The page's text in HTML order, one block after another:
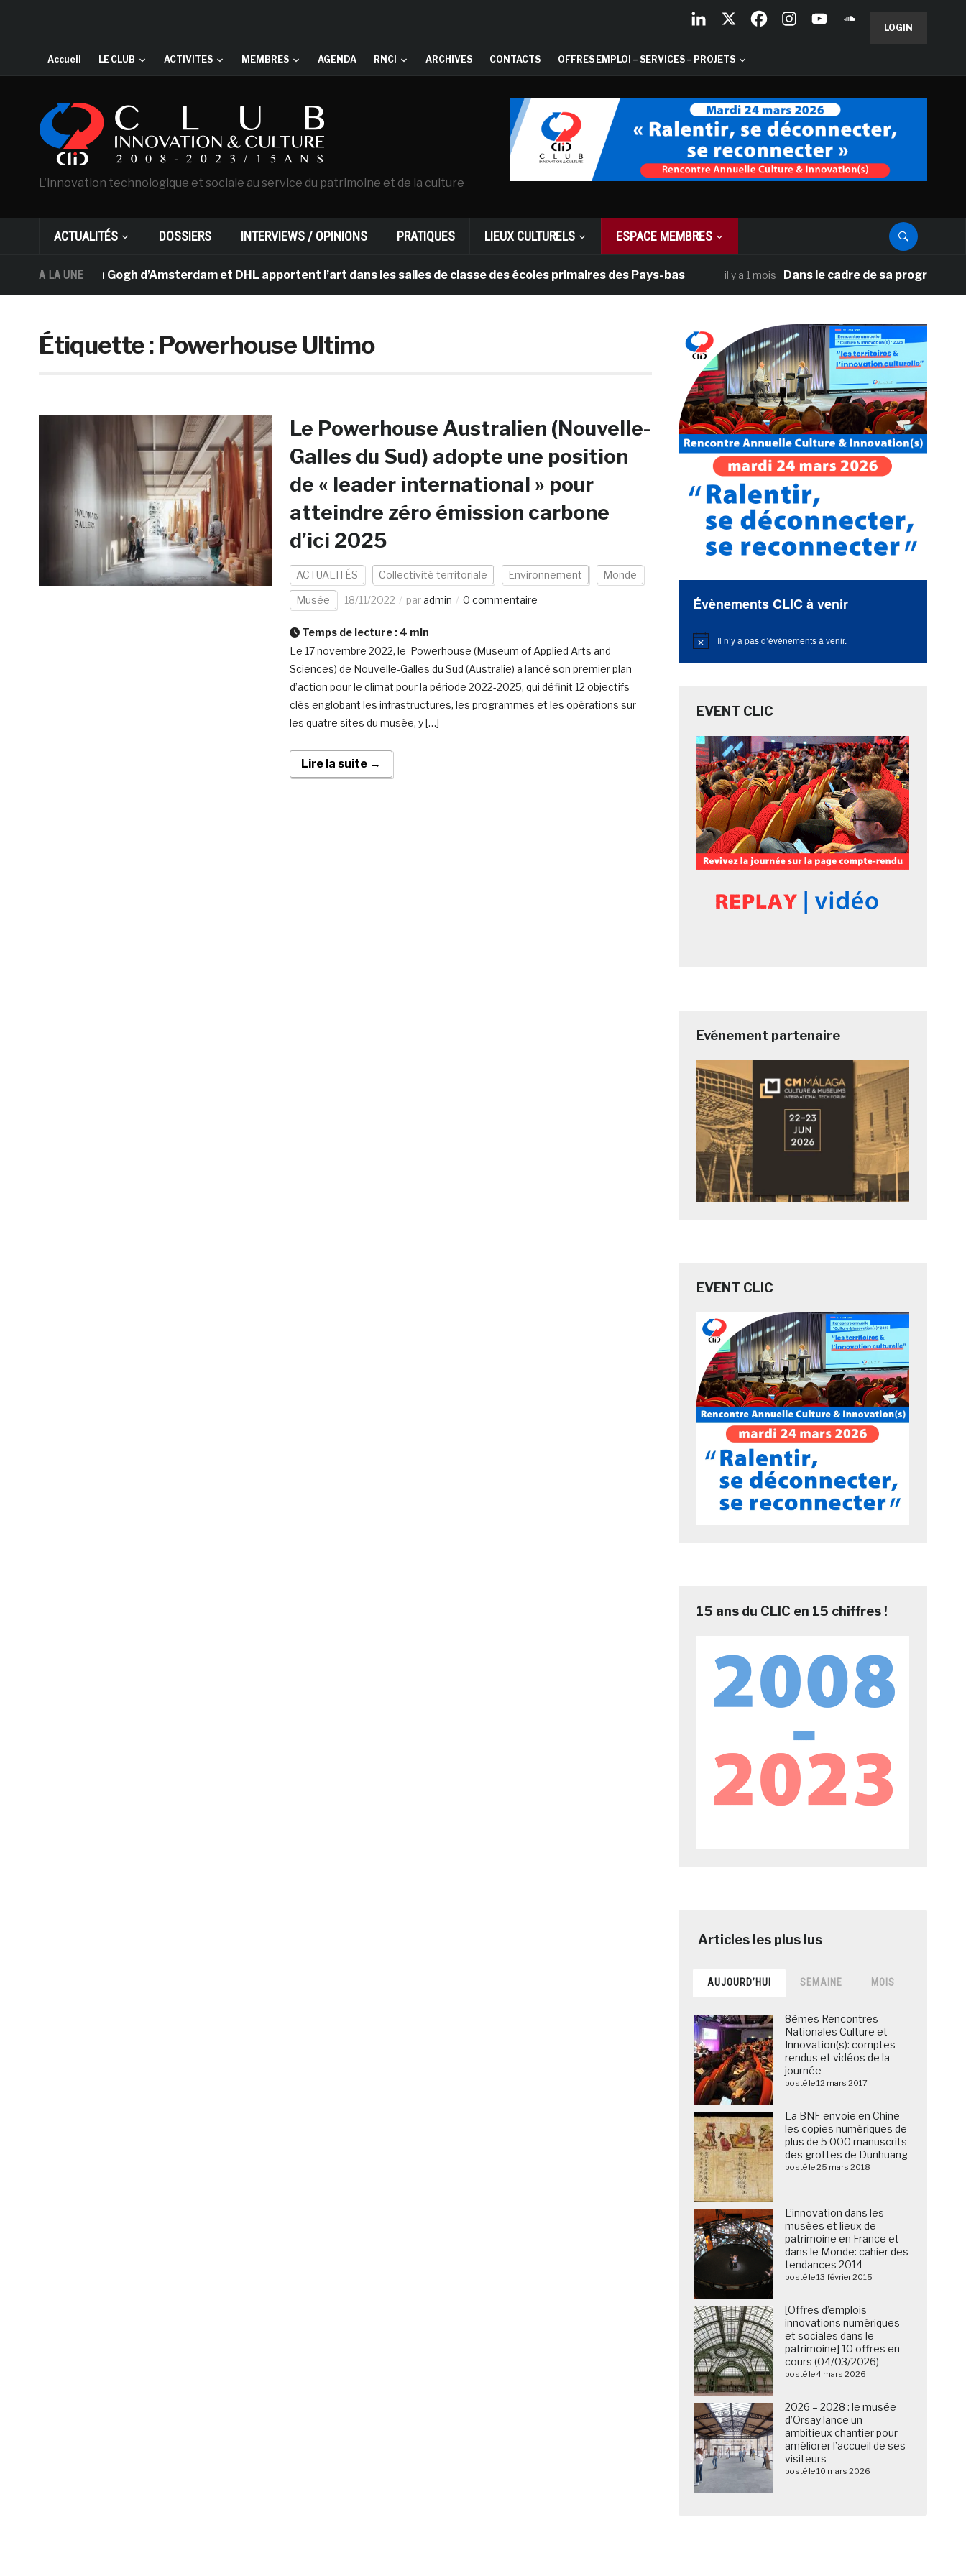
LOGIN
Accueil LE CLUB ACTIVITES MEMBRES AGENDA RNCI ARCHIVES CONTACTS OFFRES EMPLOI – SERVICES – PROJETS
L'innovation technologique et sociale au service du patrimoine et de la culture
ACTUALITÉS DOSSIERS INTERVIEWS / OPINIONS PRATIQUES LIEUX CULTURELS ESPACE MEMBRES
A LA UNE
musée Van Gogh d’Amsterdam et DHL apportent l’art dans les salles de classe des écoles primaires des Pays-bas il y a 1 mois Dans le cadre de sa programmation
Étiquette :Powerhouse Ultimo
Le Powerhouse Australien (Nouvelle-
Galles du Sud) adopte une position
de « leader international » pour
atteindre zéro émission carbone
d’ici 2025
ACTUALITÉS Collectivité territoriale Environnement Monde
Musée 18/11/2022 paradmin 0 commentaire
Temps de lecture : 4 min
Le 17 novembre 2022, le Powerhouse (Museum of Applied Arts and
Sciences) de Nouvelle-Galles du Sud (Australie) a lancé son premier plan
d’action pour le climat pour la période 2022-2025, qui définit 12 objectifs
clés englobant les infrastructures, les programmes et les opérations sur
les quatre sites du musée, y […]
Lire la suite →
Évènements CLIC à venir
Notice Il n’y a pas d’évènements à venir.
EVENT CLIC
Evénement partenaire
EVENT CLIC
15 ans du CLIC en 15 chiffres !
AUJOURD’HUI SEMAINE MOIS
8èmes Rencontres
Nationales Culture et
Innovation(s): comptes-
rendus et vidéos de la
journée
posté le 12 mars 2017
La BNF envoie en Chine
les copies numériques de
plus de 5 000 manuscrits
des grottes de Dunhuang
posté le 25 mars 2018
L’innovation dans les
musées et lieux de
patrimoine en France et
dans le Monde: cahier des
tendances 2014
posté le 13 février 2015
[Offres d’emplois
innovations numériques
et sociales dans le
patrimoine] 10 offres en
cours (04/03/2026)
posté le 4 mars 2026
2026 – 2028 : le musée
d’Orsay lance un
ambitieux chantier pour
améliorer l’accueil de ses
visiteurs
posté le 10 mars 2026